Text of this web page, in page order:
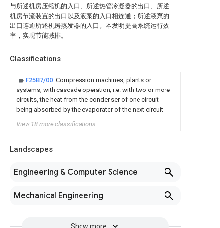
与所述机房压缩机的入口、所述热管冷凝器的出口、所述
机房节流装置的出口以及液泵的入口相连通；所述液泵的
出口连通所述机房蒸发器的入口。本发明提高系统运行效
率，实现节能减排。
Classifications
F25B7/00 Compression machines, plants or
systems, with cascade operation, i.e. with two or more
circuits, the heat from the condenser of one circuit
being absorbed by the evaporator of the next circuit
View 18 more classifications
Landscapes
Engineering & Computer Science
Mechanical Engineering
Show more